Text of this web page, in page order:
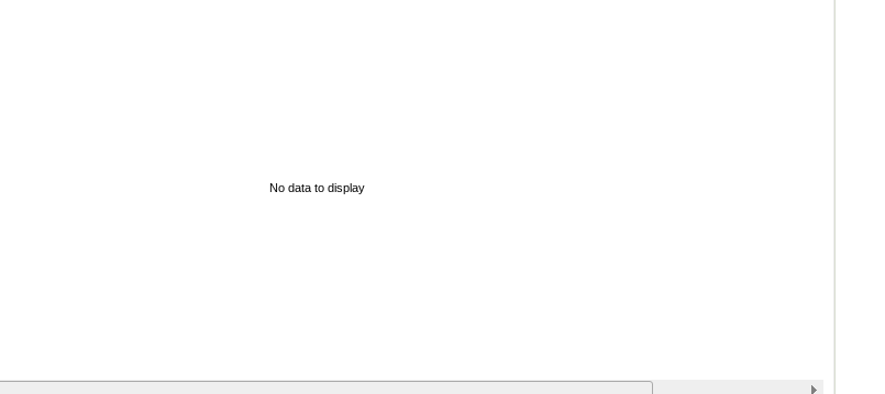
No data to display